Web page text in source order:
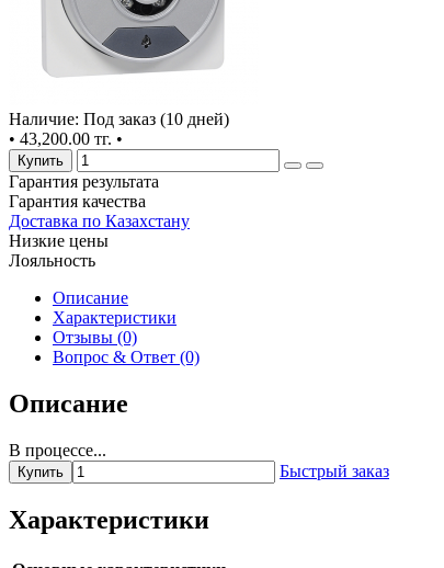
Наличие: Под заказ (10 дней)
• 43,200.00 тг. •
Купить
Гарантия результата
Гарантия качества
Доставка по Казахстану
Низкие цены
Лояльность
Описание
Характеристики
Отзывы (0)
Вопрос & Ответ (0)
Описание
В процессе...
Купить Быстрый заказ
Характеристики